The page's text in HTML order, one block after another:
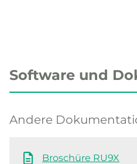
Software und
Andere
Broschüre RU9X